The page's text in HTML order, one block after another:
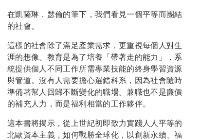
在凱薩琳．瑟倫的筆下，我們看見一個平等而團結
的社會。
這樣的社會除了滿足產業需求，更重視每個人對生
涯的想像。教育是為了培養「帶著走的能力」，系
統提供個人不同工作所需專業技能的終身學習資源
與管道。沒有人需要擔心選錯科系，因為社會隨時
準備著幫人回歸不斷變化的職場。兼職也不是廉價
的補充人力，而是福利相當的工作夥伴。
這本書將揭示，從上世紀初即致力實踐人人平等的
北歐資本主義，如何戰勝全球化，以創新永續、福